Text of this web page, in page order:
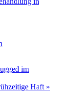
im
Haft »